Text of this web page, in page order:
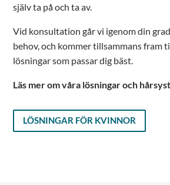
själv ta på och ta av.
Vid konsultation går vi igenom din
behov, och kommer tillsammans fram
lösningar som passar dig bäst.
Läs mer om våra lösningar och
LÖSNINGAR FÖR KVINNOR